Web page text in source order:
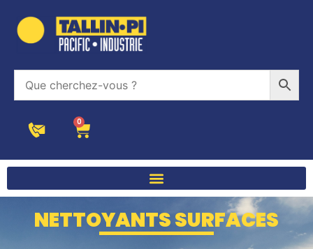
0
NETTOYANTS SURFACES